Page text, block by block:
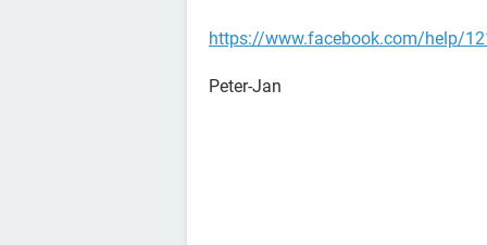
https://www.facebook.com/help/
Peter-Jan